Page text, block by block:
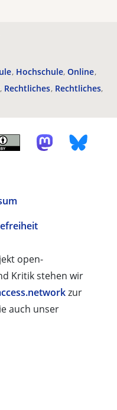
Hochschule Online
Rechtliches Rechtliches
open-
Kritik stehen wir
zur
auch unser